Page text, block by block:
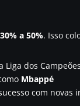
a 50%. Isso
dos Campeões
Mbappé
com novas